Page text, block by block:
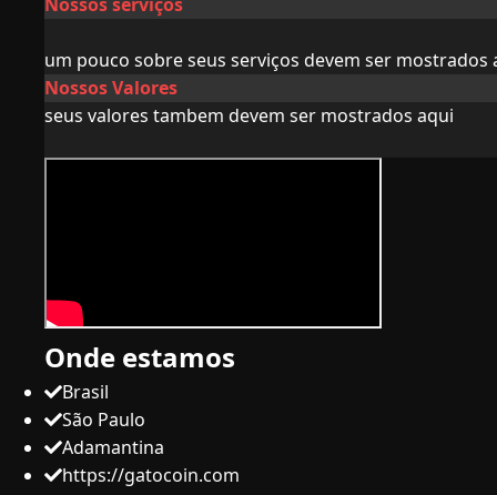
um pouco sobre seus serviços devem ser mostrados
Nossos Valores
seus valores tambem devem ser mostrados aqui
Onde estamos
Brasil
São Paulo
Adamantina
https://gatocoin.com